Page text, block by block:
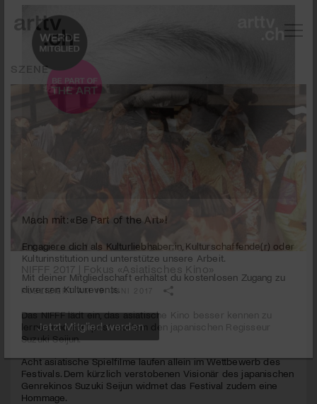
SZENE
NIFFF 2017 | Fokus «Asiatisches Kino»
PUBLIZIERT AM 19. JUNI 2017
Das NIFFF lädt ein, das asiatische Kino besser kennen zu
lernen und ehrt post mortem den japanischen Regisseur
Suzuki Seijun.
Acht asiatische Spielfilme laufen allein im Wettbewerb des
Festivals. Dem kürzlich verstobenen Visionär des japanischen
Genrekinos Suzuki Seijun widmet das Festival zudem eine
Hommage.
Mach mit: «Be Part of the Art»!
Engagiere dich als Kulturliebhaber:in, Kulturschaffende(r) oder
Kulturinstitution und unterstütze unsere Arbeit.
diversen Kulturevents.